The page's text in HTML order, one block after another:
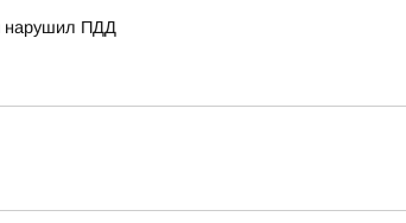
нарушил ПДД